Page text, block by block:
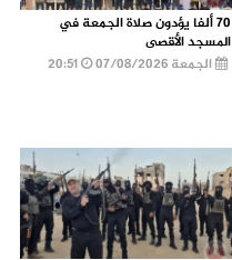
70 ألفا يؤدون صلاة الجمعة في
المسجد الأقصى
الجمعة 07/08/2026
20:51